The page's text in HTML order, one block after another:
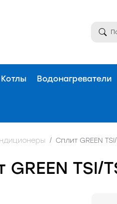
Котлы Водонагреватели
Сплит GREEN
GREEN TSI/